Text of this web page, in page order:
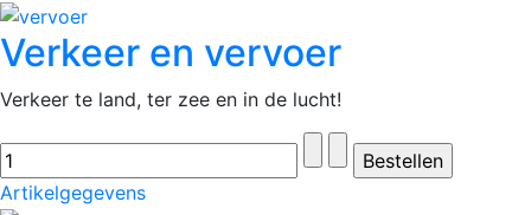
Verkeer en vervoer
Verkeer te land, ter zee en in de lucht!
Artikelgegevens